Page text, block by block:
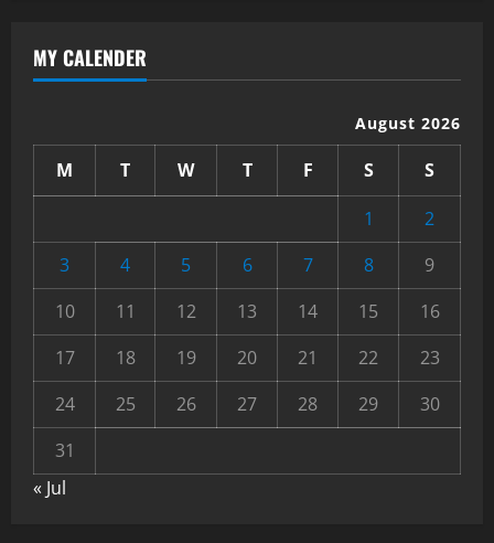
MY CALENDER
August 2026
M T W T F S
S
1
2
3
4 5 6 7 8
9
10
11 12 13 14 15
16
17
18 19 20 21 22
23
24
25 26 27 28 29
30
31
« Jul